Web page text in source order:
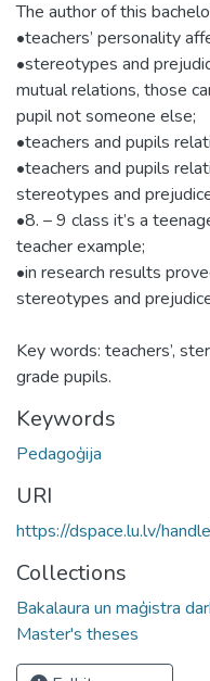
The author of this
•teachers’ personality
•stereotypes and
mutual relations, those
pupil not someone else;
•teachers and pupils
•teachers and pupils
stereotypes and
•8. – 9 class it’s a
teacher example;
•in research results
stereotypes and
Key words: teachers’,
grade pupils.
Keywords
Pedagoģija
URI
https://dspace.lu.lv/
Collections
Bakalaura un maģistra
Master's theses